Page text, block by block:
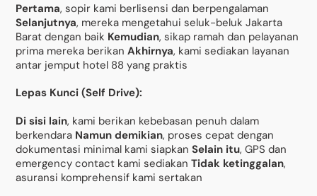
Pertama, sopir kami berlisensi dan berpengalaman
Selanjutnya, mereka mengetahui seluk-beluk Jakarta
Barat dengan baik Kemudian, sikap ramah dan pelayanan
prima mereka berikanAkhirnya, kami sediakan layanan
antar jemput hotel 88 yang praktis
Lepas Kunci (Self Drive):
Di sisi lain, kami berikan kebebasan penuh dalam
berkendara Namun demikian, proses cepat dengan
dokumentasi minimal kami siapkanSelain itu, GPS dan
emergency contact kami sediakanTidak ketinggalan,
asuransi komprehensif kami sertakan